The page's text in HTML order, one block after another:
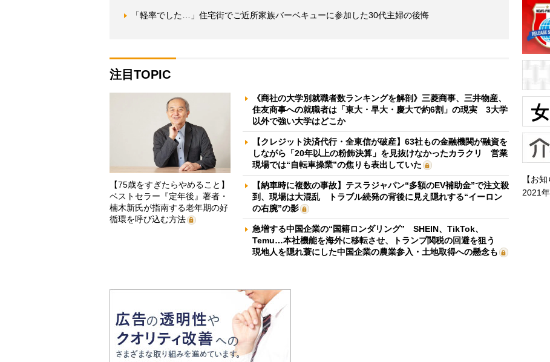
「軽率でした…」住宅街でご近所家族バーベキューに参加した30代主婦の後悔
注目TOPIC
【75歳をすぎたらやめること】
ベストセラー『定年後』著者・
楠木新氏が指南する老年期の好
循環を呼び込む方法
《商社の大学別就職者数ランキングを解剖》三菱商事、三井物産、
住友商事への就職者は「東大・早大・慶大で約6割」の現実 3大学
以外で強い大学はどこか
【クレジット決済代行・全東信が破産】63社もの金融機関が融資を
しながら「20年以上の粉飾決算」を見抜けなかったカラクリ 営業
現場では“自転車操業”の焦りも表出していた
【納車時に複数の事故】テスラジャパン“多額のEV補助金”で注文殺
到、現場は大混乱 トラブル続発の背後に見え隠れする“イーロン
の右腕”の影
急増する中国企業の“国籍ロンダリング” SHEIN、TikTok、
Temu…本社機能を海外に移転させ、トランプ関税の回避を狙う
現地人を隠れ蓑にした中国企業の農業参入・土地取得への懸念も
【お知
2021